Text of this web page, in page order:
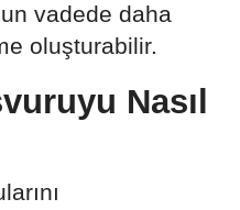
vadede daha
oluşturabilir.
Nasıl